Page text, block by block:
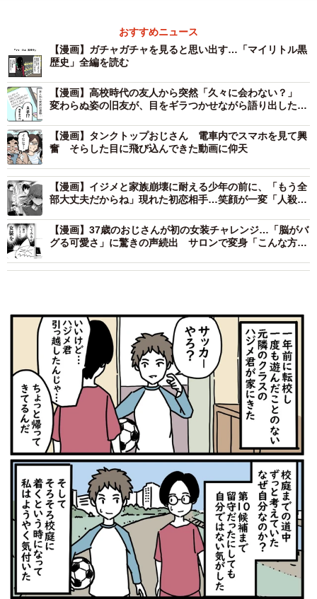
おすすめニュース
【漫画】ガチャガチャを見ると思い出す…「マイリトル黒
歴史」全編を読む
【漫画】高校時代の友人から突然「久々に会わない？」
変わらぬ姿の旧友が、目をギラつかせながら語り出したこ
【漫画】タンクトップおじさん 電車内でスマホを見て興
奮 そらした目に飛び込んできた動画に仰天
【漫画】イジメと家族崩壊に耐える少年の前に、「もう全
部大丈夫だからね」現れた初恋相手…笑顔が一変「人殺し
【漫画】37歳のおじさんが初の女装チャレンジ…「脳がバ
グる可愛さ」に驚きの声続出 サロンで変身「こんな方法